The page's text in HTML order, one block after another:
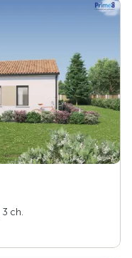
| 3 ch.